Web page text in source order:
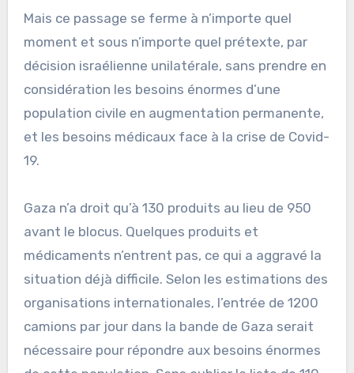
Mais ce passage se ferme à n’importe quel
moment et sous n’importe quel prétexte, par
décision israélienne unilatérale, sans prendre en
considération les besoins énormes d’une
population civile en augmentation permanente,
et les besoins médicaux face à la crise de Covid-
19.
Gaza n’a droit qu’à 130 produits au lieu de 950
avant le blocus. Quelques produits et
médicaments n’entrent pas, ce qui a aggravé la
situation déjà difficile. Selon les estimations des
organisations internationales, l’entrée de 1200
camions par jour dans la bande de Gaza serait
nécessaire pour répondre aux besoins énormes